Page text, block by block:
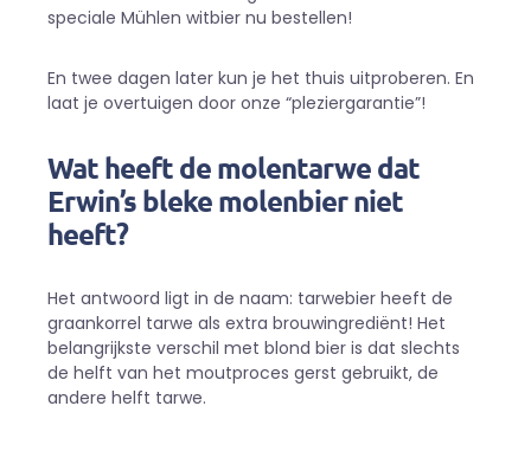
speciale Mühlen witbier nu bestellen!
En twee dagen later kun je het thuis uitproberen. En
laat je overtuigen door onze “pleziergarantie”!
Wat heeft de molentarwe dat
Erwin’s bleke molenbier niet
heeft?
Het antwoord ligt in de naam: tarwebier heeft de
graankorrel tarwe als extra brouwingrediënt! Het
belangrijkste verschil met blond bier is dat slechts
de helft van het moutproces gerst gebruikt, de
andere helft tarwe.